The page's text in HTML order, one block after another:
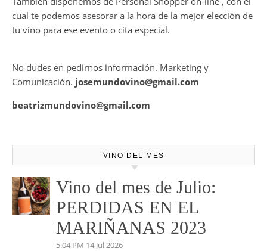
cual te podemos asesorar a la hora de la mejor elección de
No dudes en pedirnos información. Marketing y
Comunicación.
josemundovino@gmail.com
beatrizmundovino@gmail.com